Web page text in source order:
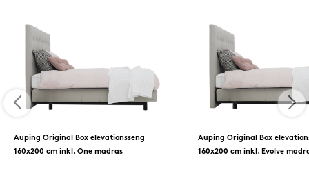
Auping Original Box elevationsseng
160x200 cm inkl. One madras
Auping Original Box
160x200 cm inkl. Evolve